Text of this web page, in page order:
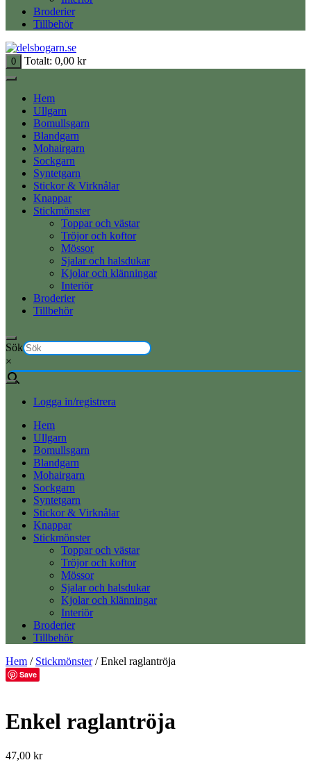
Broderier
Tillbehör
0 Totalt: 0,00 kr
Hem
Ullgarn
Bomullsgarn
Blandgarn
Mohairgarn
Sockgarn
Syntetgarn
Stickor & Virknålar
Knappar
Stickmönster
Toppar och västar
Tröjor och koftor
Mössor
Sjalar och halsdukar
Kjolar och klänningar
Interiör
Broderier
Tillbehör
Sök
×
Logga in/registrera
Hem
Ullgarn
Bomullsgarn
Blandgarn
Mohairgarn
Sockgarn
Syntetgarn
Stickor & Virknålar
Knappar
Stickmönster
Toppar och västar
Tröjor och koftor
Mössor
Sjalar och halsdukar
Kjolar och klänningar
Interiör
Broderier
Tillbehör
Hem / Stickmönster/ Enkel raglantröja
Save
Enkel raglantröja
47,00 kr